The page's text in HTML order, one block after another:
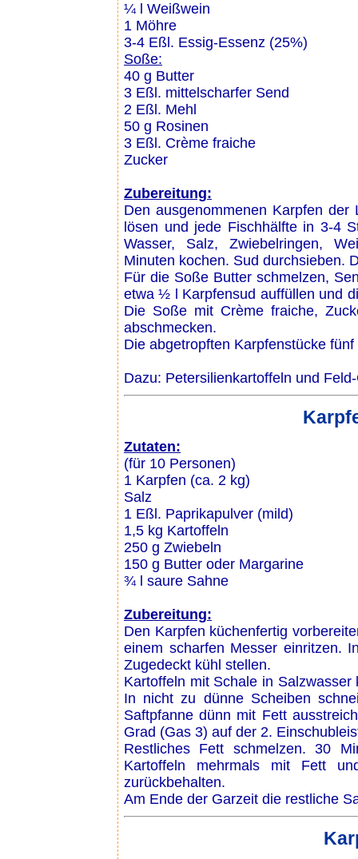
¼ l Weißwein
1 Möhre
3-4 Eßl. Essig-Essenz (25%)
Soße:
40 g Butter
3 Eßl. mittelscharfer Send
2 Eßl. Mehl
50 g Rosinen
3 Eßl. Crème fraiche
Zucker
Zubereitung:
Den ausgenommenen Karpfen
lösen und jede Fischhälfte in 3-4
Wasser, Salz, Zwiebelringen,
Minuten kochen. Sud durchsieben.
Für die Soße Butter schmelzen,
etwa ½ l Karpfensud auffüllen und
Die Soße mit Crème fraiche,
abschmecken.
Die abgetropften Karpfenstücke
Dazu: Petersilienkartoffeln und
Zutaten:
(für 10 Personen)
1 Karpfen (ca. 2 kg)
Salz
1 Eßl. Paprikapulver (mild)
1,5 kg Kartoffeln
250 g Zwiebeln
150 g Butter oder Margarine
¾ l saure Sahne
Zubereitung:
Den Karpfen küchenfertig
einem scharfen Messer einritzen.
Zugedeckt kühl stellen.
Kartoffeln mit Schale in
In nicht zu dünne Scheiben
Saftpfanne dünn mit Fett
Grad (Gas 3) auf der 2.
Restliches Fett schmelzen. 30
Kartoffeln mehrmals mit Fett
zurückbehalten.
Am Ende der Garzeit die restliche